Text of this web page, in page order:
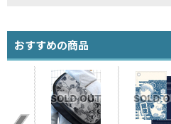
おすすめの商品